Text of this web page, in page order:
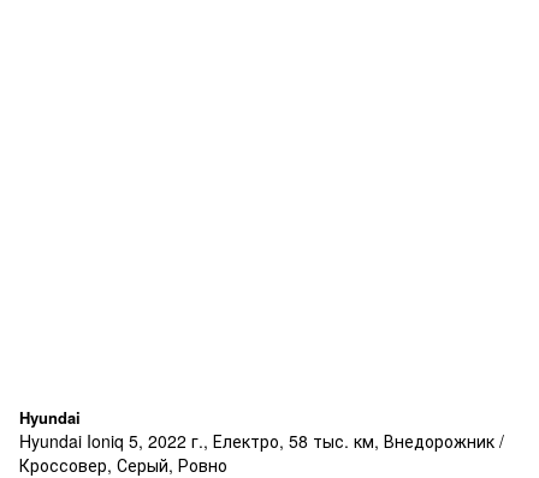
Hyundai
Hyundai Ioniq 5, 2022 г., Електро, 58 тыс. км, Внедорожник /
Кроссовер, Серый, Ровно